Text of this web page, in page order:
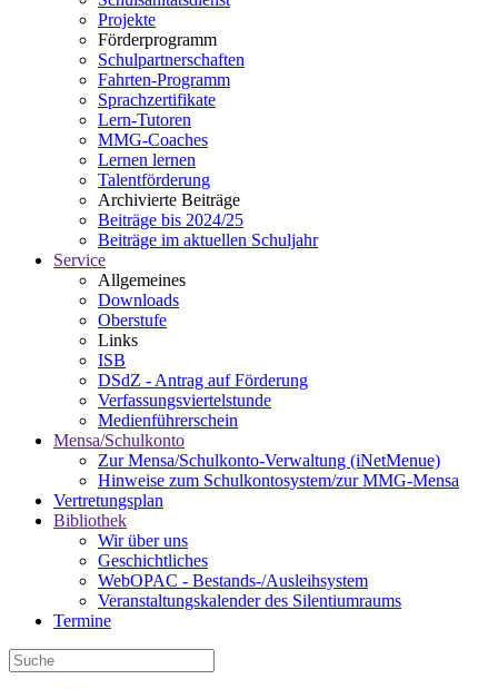
Projekte
Förderprogramm
Schulpartnerschaften
Fahrten-Programm
Sprachzertifikate
Lern-Tutoren
MMG-Coaches
Lernen lernen
Talentförderung
Archivierte Beiträge
Beiträge bis 2024/25
Beiträge im aktuellen Schuljahr
Service
Allgemeines
Downloads
Oberstufe
Links
ISB
DSdZ - Antrag auf Förderung
Verfassungsviertelstunde
Medienführerschein
Mensa/Schulkonto
Zur Mensa/Schulkonto-Verwaltung (iNetMenue)
Hinweise zum Schulkontosystem/zur MMG-Mensa
Vertretungsplan
Bibliothek
Wir über uns
Geschichtliches
WebOPAC - Bestands-/Ausleihsystem
Veranstaltungskalender des Silentiumraums
Termine